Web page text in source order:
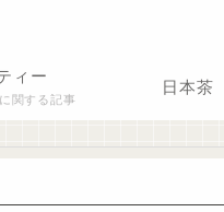
ィー
関する記事
日本茶